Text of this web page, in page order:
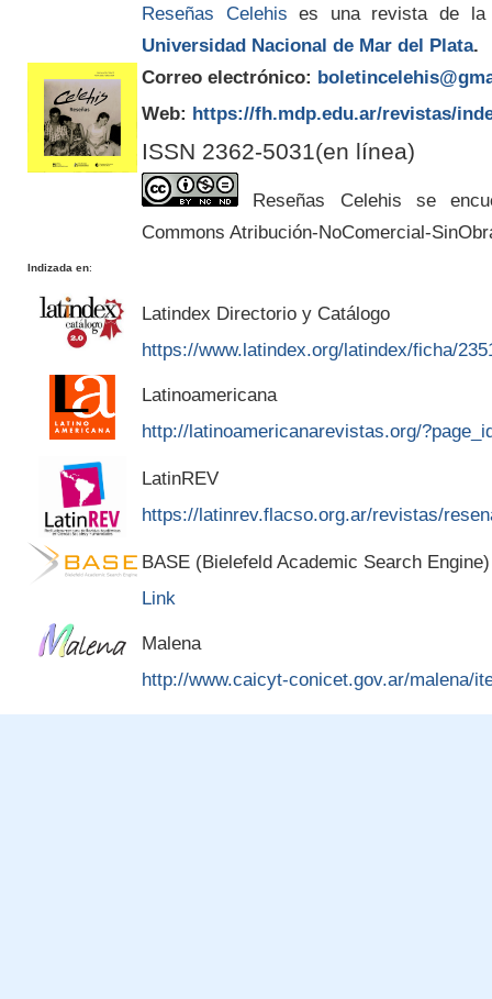
Reseñas Celehis es una revista de la
Universidad Nacional de Mar del Plata.
Correo electrónico:
Web: https://fh.mdp.edu.ar/revistas/
ISSN 2362-5031(en línea)
Reseñas Celehis se
Commons Atribución-NoComercial-
Indizada en:
Latindex Directorio y Catálogo
https://www.latindex.org/latindex/ficha/
Latinoamericana
http://latinoamericanarevistas.org/
LatinREV
https://latinrev.flacso.org.ar/revistas/
BASE (Bielefeld Academic Search Engine)
Link
Malena
http://www.caicyt-conicet.gov.ar/malena/